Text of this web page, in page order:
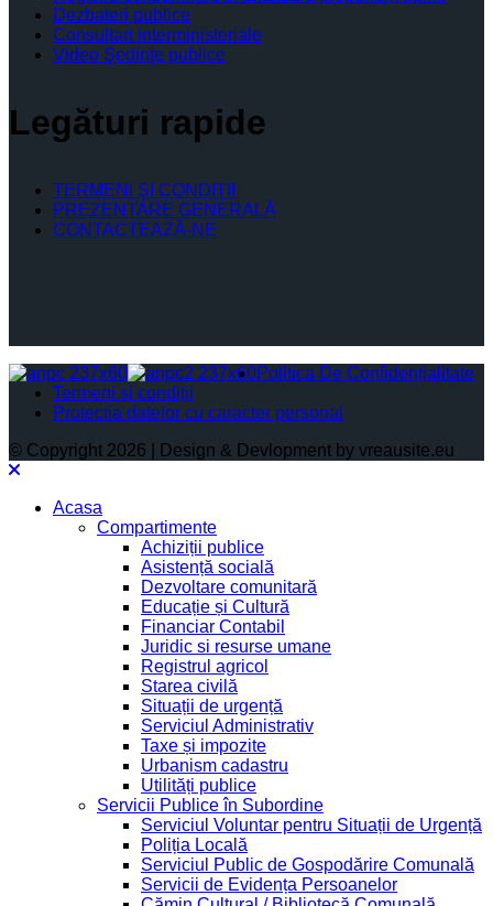
Dezbateri publice
Consultari interministeriale
Video Şedinţe publice
Legături rapide
TERMENI ŞI CONDIŢII
PREZENTARE GENERALĂ
CONTACTEAZĂ-NE
Politica De Confidențialitate
Termeni și condiții
Protectia datelor cu caracter personal
© Copyright 2026 | Design & Devlopment by vreausite.eu
Acasa
Compartimente
Achiziții publice
Asistență socială
Dezvoltare comunitară
Educație și Cultură
Financiar Contabil
Juridic si resurse umane
Registrul agricol
Starea civilă
Situații de urgență
Serviciul Administrativ
Taxe și impozite
Urbanism cadastru
Utilități publice
Servicii Publice în Subordine
Serviciul Voluntar pentru Situații de Urgență
Poliția Locală
Serviciul Public de Gospodărire Comunală
Servicii de Evidența Persoanelor